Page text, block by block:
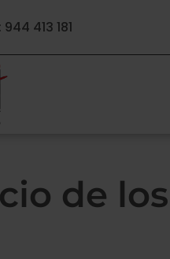
413 181
de